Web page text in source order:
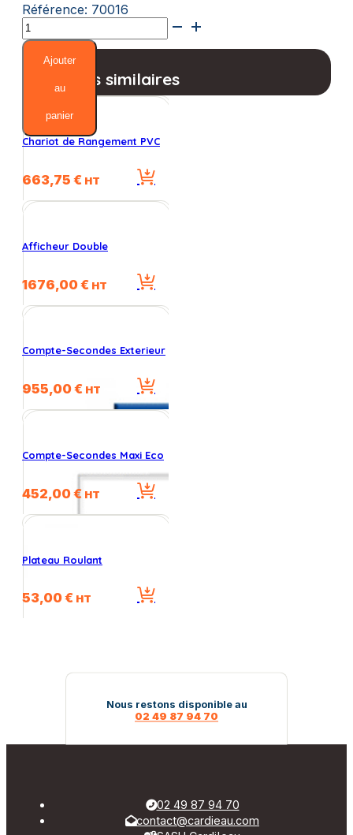
Référence: 70016
quantité
de
Accroche
Platine
Ajouter
au
panier
Produits similaires
Chariot de Rangement PVC
663,75 € HT
Afficheur Double
1676,00€ HT
Compte-Secondes Exterieur
955,00€ HT
Compte-Secondes Maxi Eco
452,00€ HT
Plateau Roulant
53,00€ HT
Nous restons disponible au
02 49 87 94 70
02 49 87 94 70
contact@cardieau.com